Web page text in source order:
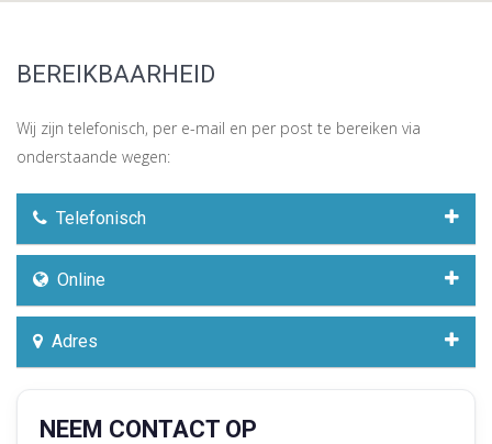
BEREIKBAARHEID
Wij zijn telefonisch, per e-mail en per post te bereiken via
onderstaande wegen:
Telefonisch
Online
Adres
NEEM CONTACT OP